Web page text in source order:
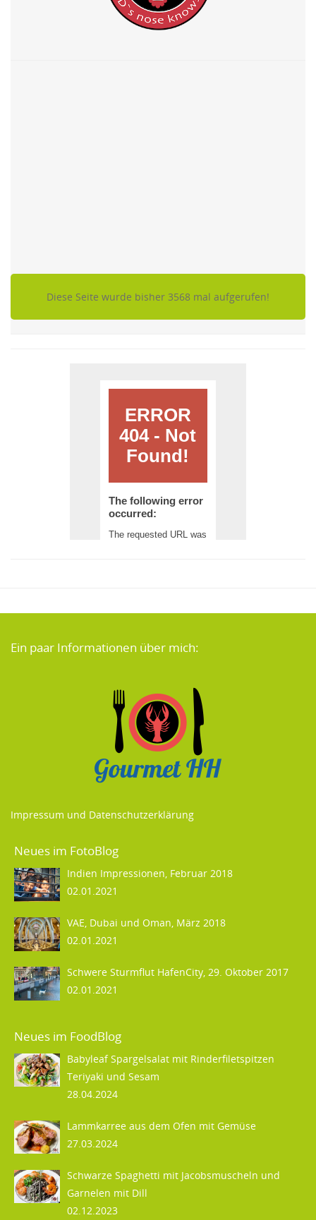
Diese Seite wurde bisher 3568 mal aufgerufen!
Ein paar Informationen über mich:
Impressum und Datenschutzerklärung
Neues im FotoBlog
Indien Impressionen, Februar 2018
02.01.2021
VAE, Dubai und Oman, März 2018
02.01.2021
Schwere Sturmflut HafenCity, 29. Oktober 2017
02.01.2021
Neues im FoodBlog
Babyleaf Spargelsalat mit Rinderfiletspitzen
Teriyaki und Sesam
28.04.2024
Lammkarree aus dem Ofen mit Gemüse
27.03.2024
Schwarze Spaghetti mit Jacobsmuscheln und
Garnelen mit Dill
02.12.2023